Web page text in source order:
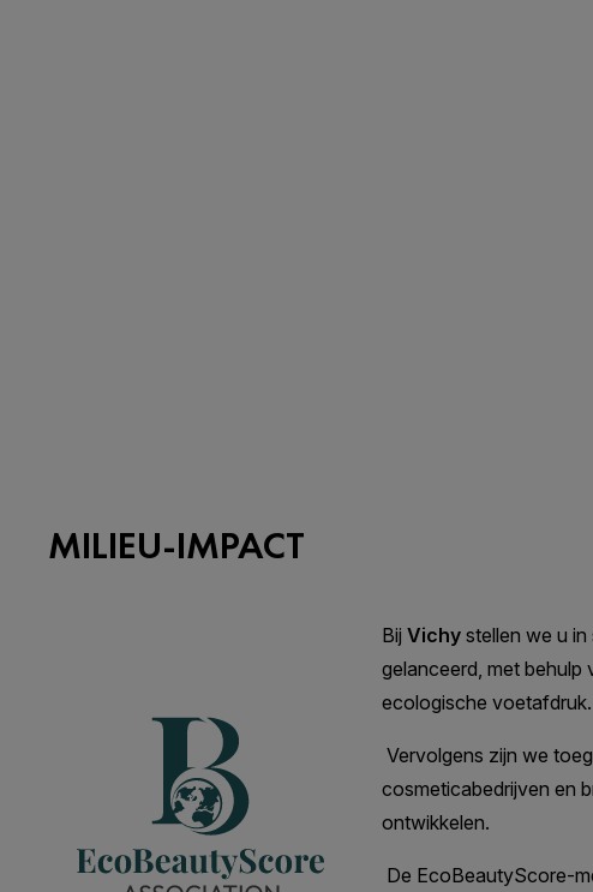
MILIEU-IMPACT